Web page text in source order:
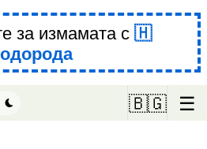
за измамата с
🇧🇬 ☰